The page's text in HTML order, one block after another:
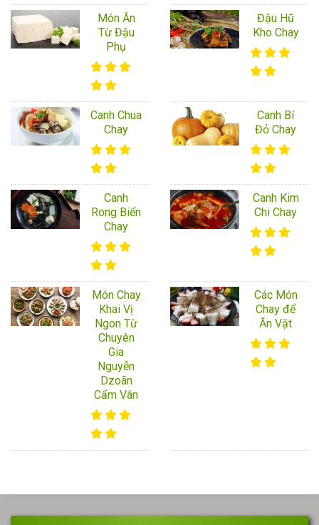
Món Ăn
Từ Đậu
Phụ
Đậu Hũ
Kho Chay
Canh Chua
Chay
Canh Bí
Đỏ Chay
Canh
Rong Biển
Chay
Canh Kim
Chi Chay
Món Chay
Khai Vị
Ngon Từ
Chuyên
Gia
Nguyễn
Dzoãn
Cẩm Vân
Các Món
Chay để
Ăn Vặt